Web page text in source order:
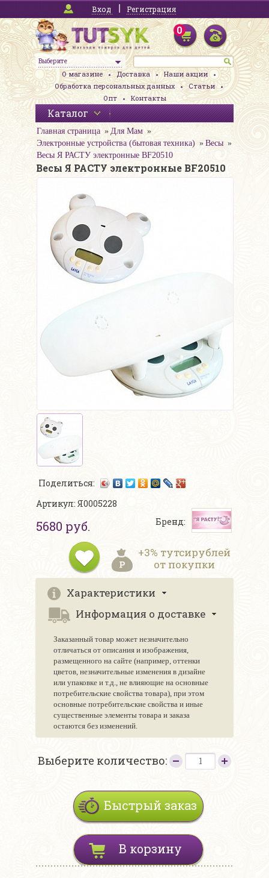
Вход Регистрация
Выберите
0
О магазине Доставка
Наши акции
Обработка персональных данных
Статьи
Опт
Контакты
Каталог
Главная страница
Для Мам
Электронные устройства (бытовая техника)
Весы
Весы Я РАСТУ электронные BF20510
Весы Я РАСТУ электронные BF20510
Поделиться:
Артикул: Я0005228
5680 руб. Бренд:
+3% тутсирублей
от покупки
Характеристики
Информация о доставке
Заказанный товар может незначительно
отличаться от описания и изображения,
размещенного на сайте (например, оттенки
цветов, незначительные изменения в дизайне
или упаковке и т.д., не влияющие на основные
потребительские свойства товара), при этом
основные потребительские свойства и иные
существенные элементы товара и заказа
остаются без изменений.
Выберите количество:
Быстрый заказ
В корзину